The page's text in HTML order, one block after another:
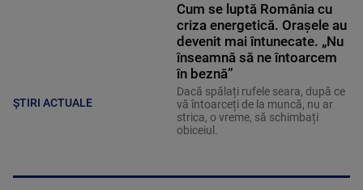
ȘTIRI ACTUALE
Cum se luptă România cu
criza energetică. Orașele au
devenit mai întunecate. „Nu
înseamnă să ne întoarcem
în beznă”
Dacă spălați rufele seara, după ce
vă întoarceți de la muncă, nu ar
strica, o vreme, să schimbați
obiceiul.